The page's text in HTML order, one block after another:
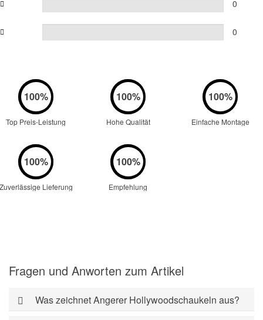
0
0
Top Preis-Leistung Hohe Qualität Einfache Montage
Lieferung Empfehlung
Fragen und Anworten zum Artikel
Was zeichnet Angerer Hollywoodschaukeln aus?